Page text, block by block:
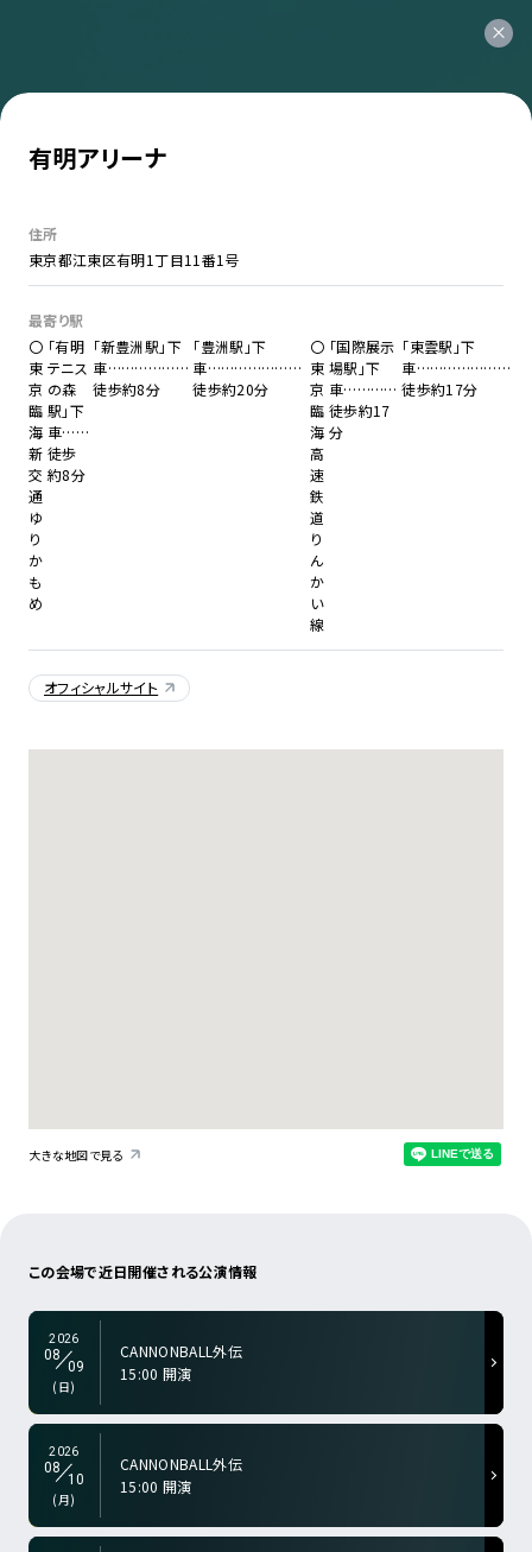
有明アリーナ
住所
東京都江東区有明1丁目11番1号
最寄り駅
〇
東
京
臨
海
新
交
通
ゆ
り
か
も
め
「有明
テニス
の森
駅」下
車……
徒歩
約8分
「新豊洲駅」下
車………………
徒歩約8分
「豊洲駅」下
車…………………
徒歩約20分
〇
東
京
臨
海
高
速
鉄
道
り
ん
か
い
線
「国際展示
場駅」下
車…………
徒歩約17
分
「東雲駅」下
車…………………
徒歩約17分
オフィシャルサイト
大きな地図で見る
この会場で近日開催される公演情報
color="gry">
2026
08
09
(日)
CANNONBALL外伝
15:00 開演
color="gry">
2026
08
10
(月)
CANNONBALL外伝
15:00 開演
color="gry">